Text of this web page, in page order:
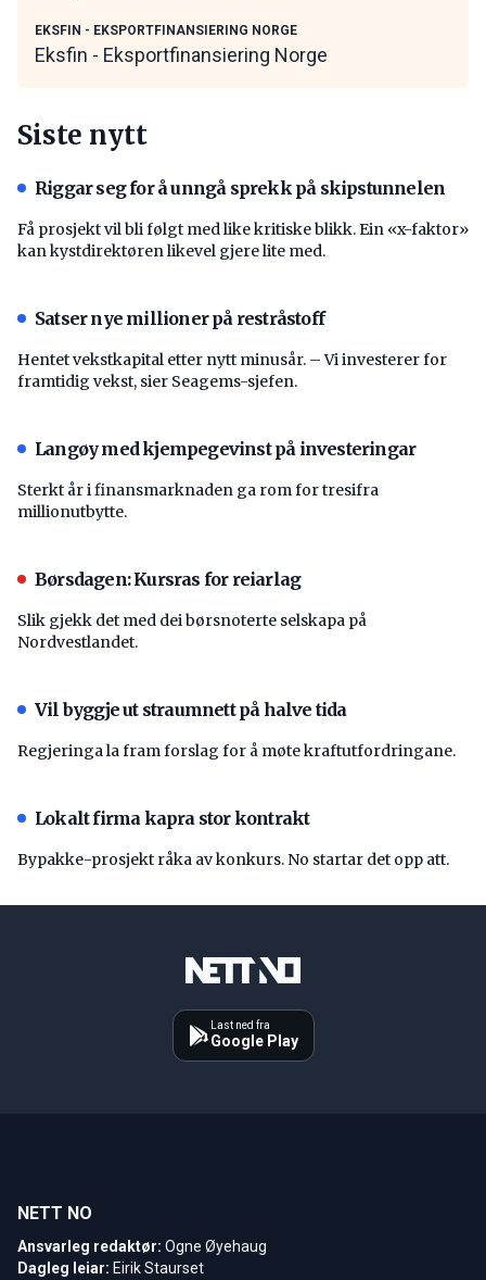
EKSFIN - EKSPORTFINANSIERING NORGE
Eksfin - Eksportfinansiering Norge
Siste nytt
Riggar seg for å unngå sprekk på skipstunnelen
Få prosjekt vil bli følgt med like kritiske blikk. Ein «x-faktor»
kan kystdirektøren likevel gjere lite med.
Satser nye millioner på restråstoff
Hentet vekstkapital etter nytt minusår. – Vi investerer for
framtidig vekst, sier Seagems-sjefen.
Langøy med kjempegevinst på investeringar
Sterkt år i finansmarknaden ga rom for tresifra
millionutbytte.
Børsdagen: Kursras for reiarlag
Slik gjekk det med dei børsnoterte selskapa på
Nordvestlandet.
Vil byggje ut straumnett på halve tida
Regjeringa la fram forslag for å møte kraftutfordringane.
Lokalt firma kapra stor kontrakt
Bypakke-prosjekt råka av konkurs. No startar det opp att.
Last ned fra
Google Play
NETT NO
Ansvarleg redaktør: Ogne Øyehaug
Dagleg leiar: Eirik Staurset